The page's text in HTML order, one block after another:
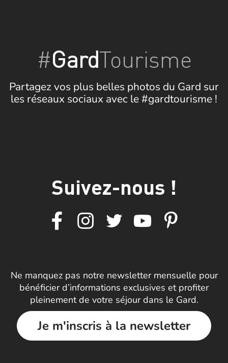
#GardTourisme
Partagez vos plus belles photos du Gard sur
les réseaux sociaux avec le #gardtourisme !
Suivez-nous !
Ne manquez pas notre newsletter mensuelle pour
bénéficier d’informations exclusives et profiter
pleinement de votre séjour dans le Gard.
Je m'inscris à la newsletter